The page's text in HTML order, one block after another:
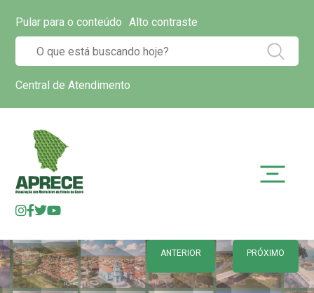
Pular para o conteúdo Alto contraste
Central de Atendimento
ANTERIOR PRÓXIMO